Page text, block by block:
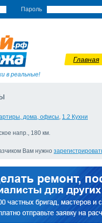
Пароль
в реальные!
Главная
дома, офисы, 1.2 Кухни
напр., 180 км.
Вам нужно